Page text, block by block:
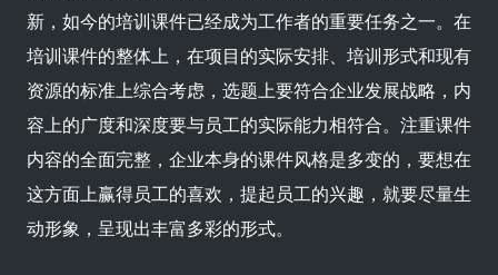
新，如今的培训课件已经成为工作者的重要任务之一。在
培训课件的整体上，在项目的实际安排、培训形式和现有
资源的标准上综合考虑，选题上要符合企业发展战略，内
容上的广度和深度要与员工的实际能力相符合。注重课件
内容的全面完整，企业本身的课件风格是多变的，要想在
这方面上赢得员工的喜欢，提起员工的兴趣，就要尽量生
动形象，呈现出丰富多彩的形式。